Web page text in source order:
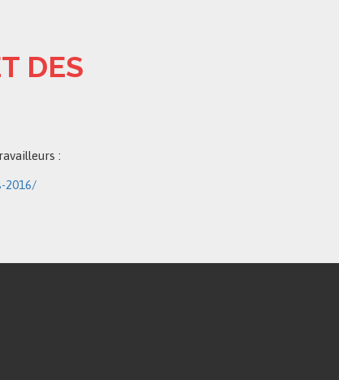
DES
:
2016/